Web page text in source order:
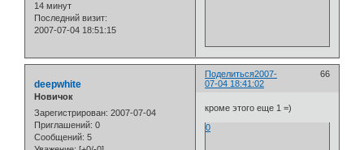
14 минут
Последний визит:
2007-07-04 18:51:15
Поделиться 66
2007-
07-04 18:41:02
deepwhite
Новичок
Зарегистрирован: 2007-07-04
Приглашений: 0
Сообщений: 5
кроме этого еще 1 =)
0